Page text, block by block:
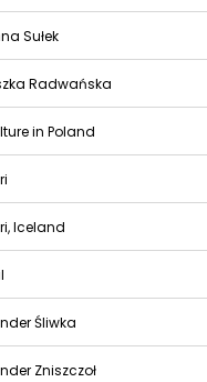
Sułek
Radwańska
in Poland
Iceland
Śliwka
Zniszczoł